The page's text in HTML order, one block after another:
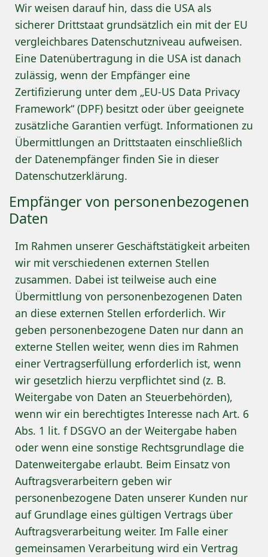
Wir weisen darauf hin, dass die USA als
sicherer Drittstaat grundsätzlich ein mit der EU
vergleichbares Datenschutzniveau aufweisen.
Eine Datenübertragung in die USA ist danach
zulässig, wenn der Empfänger eine
Zertifizierung unter dem „EU-US Data Privacy
Framework“ (DPF) besitzt oder über geeignete
zusätzliche Garantien verfügt. Informationen zu
Übermittlungen an Drittstaaten einschließlich
der Datenempfänger finden Sie in dieser
Datenschutzerklärung.
Empfänger von personenbezogenen
Daten
Im Rahmen unserer Geschäftstätigkeit arbeiten
wir mit verschiedenen externen Stellen
zusammen. Dabei ist teilweise auch eine
Übermittlung von personenbezogenen Daten
an diese externen Stellen erforderlich. Wir
geben personenbezogene Daten nur dann an
externe Stellen weiter, wenn dies im Rahmen
einer Vertragserfüllung erforderlich ist, wenn
wir gesetzlich hierzu verpflichtet sind (z. B.
Weitergabe von Daten an Steuerbehörden),
wenn wir ein berechtigtes Interesse nach Art. 6
Abs. 1 lit. f DSGVO an der Weitergabe haben
oder wenn eine sonstige Rechtsgrundlage die
Datenweitergabe erlaubt. Beim Einsatz von
Auftragsverarbeitern geben wir
personenbezogene Daten unserer Kunden nur
auf Grundlage eines gültigen Vertrags über
Auftragsverarbeitung weiter. Im Falle einer
gemeinsamen Verarbeitung wird ein Vertrag